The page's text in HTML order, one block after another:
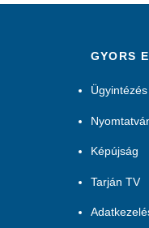
GYORS
Ügyintézés
Képújság
Tarján TV